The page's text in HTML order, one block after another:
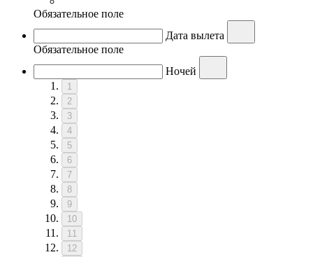
Обязательное поле
Дата вылета
Обязательное поле
Ночей
1
2
3
4
5
6
7
8
9
10
11
12